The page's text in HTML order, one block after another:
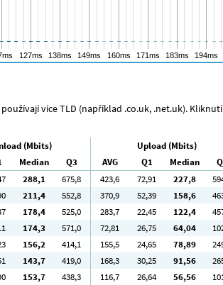
více TLD (například .co.uk, .net.uk).
(Mbits) Upload (Mbits)
Median Q3 AVG Q1 Median
288,1 675,8 423,6 72,91 227,8
211,4 552,8 370,9 52,39 158,6
178,4 525,0 283,7 22,45 122,4
174,3 571,0 72,81 26,75 64,04
156,2 414,1 155,5 24,65 78,89
143,7 419,0 168,3 30,25 91,56
153,7 438,3 116,7 26,64 56,56